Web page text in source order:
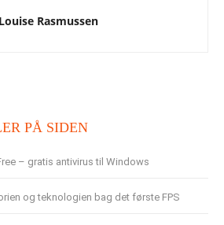
Louise Rasmussen
PÅ SIDEN
– gratis antivirus til Windows
og teknologien bag det første FPS